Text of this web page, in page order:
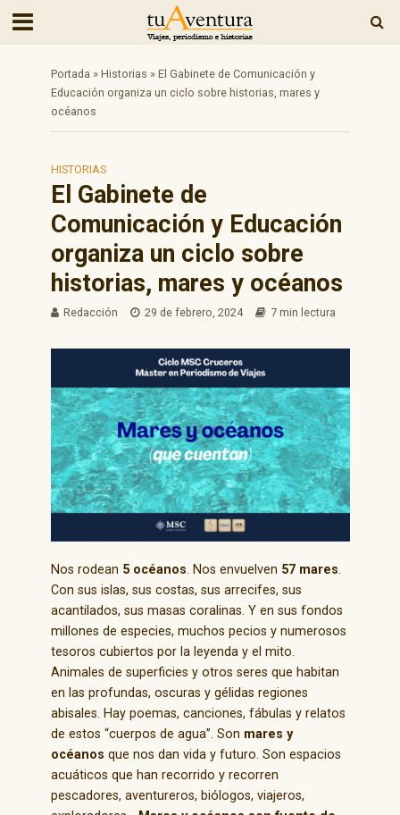
Portada » Historias » El Gabinete de Comunicación y
Educación organiza un ciclo sobre historias, mares y
océanos
HISTORIAS
El Gabinete de
Comunicación y Educación
organiza un ciclo sobre
historias, mares y océanos
Redacción 29 de febrero, 2024 7 min lectura
Nos rodean 5 océanos . Nos envuelven 57 mares
Con sus islas, sus costas, sus arrecifes, sus
acantilados, sus masas coralinas. Y en sus fondos
millones de especies, muchos pecios y numerosos
tesoros cubiertos por la leyenda y el mito.
Animales de superficies y otros seres que habitan
en las profundas, oscuras y gélidas regiones
abisales. Hay poemas, canciones, fábulas y relatos
de estos “cuerpos de agua”. Son mares y
océanos que nos dan vida y futuro. Son espacios
acuáticos que han recorrido y recorren
pescadores, aventureros, biólogos, viajeros,